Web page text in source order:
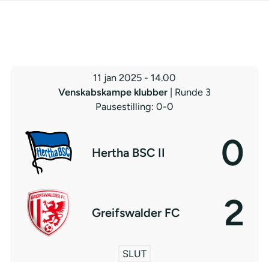
11 jan 2025 - 14.00
Venskabskampe klubber
| Runde 3
Pausestilling: 0-0
Hertha BSC II 0
Greifswalder FC 2
SLUT